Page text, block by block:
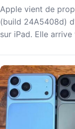
visionOS 27
Apple vient de
(build 24A5408d)
sur iPad. Elle